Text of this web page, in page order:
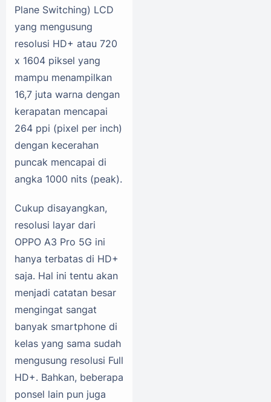
Plane Switching) LCD
yang mengusung
resolusi HD+ atau 720
x 1604 piksel yang
mampu menampilkan
16,7 juta warna dengan
kerapatan mencapai
264 ppi (pixel per inch)
dengan kecerahan
puncak mencapai di
angka 1000 nits (peak).
Cukup disayangkan,
resolusi layar dari
OPPO A3 Pro 5G ini
hanya terbatas di HD+
saja. Hal ini tentu akan
menjadi catatan besar
mengingat sangat
banyak smartphone di
kelas yang sama sudah
mengusung resolusi Full
HD+. Bahkan, beberapa
ponsel lain pun juga